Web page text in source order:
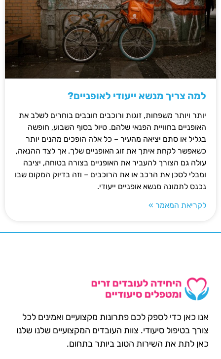
למה צריך מנשא ייעודי לאופניים?
יותר ויותר משפחות, זוגות ורוכבים חובבים בוחרים לשלב את
האופניים בחוויית הפנאי שלהם. טיול בסוף השבוע, חופשה
בגליל או סתם יציאה מהעיר – כל אלה הופכים מהנים יותר
כשאפשר לקחת איתך את זוג האופניים שלך. אך לצד ההנאה,
עולה גם הצורך להעביר את האופניים בצורה בטוחה, יציבה
ומבלי לסכן את הרכב או את הרוכבים – וזה בדיוק המקום שבו
נכנס לתמונה מנשא אופניים ייעודי.
לקריאת המאמר »
אנו כאן כדי לספק לכם פתרונות מקצועיים ואמינים לכל
צורך בטיפול סיעודי. צוות העובדים המקצועיים שלנו שלנו
כאן לתת את השירות הטוב ביותר בתחום.